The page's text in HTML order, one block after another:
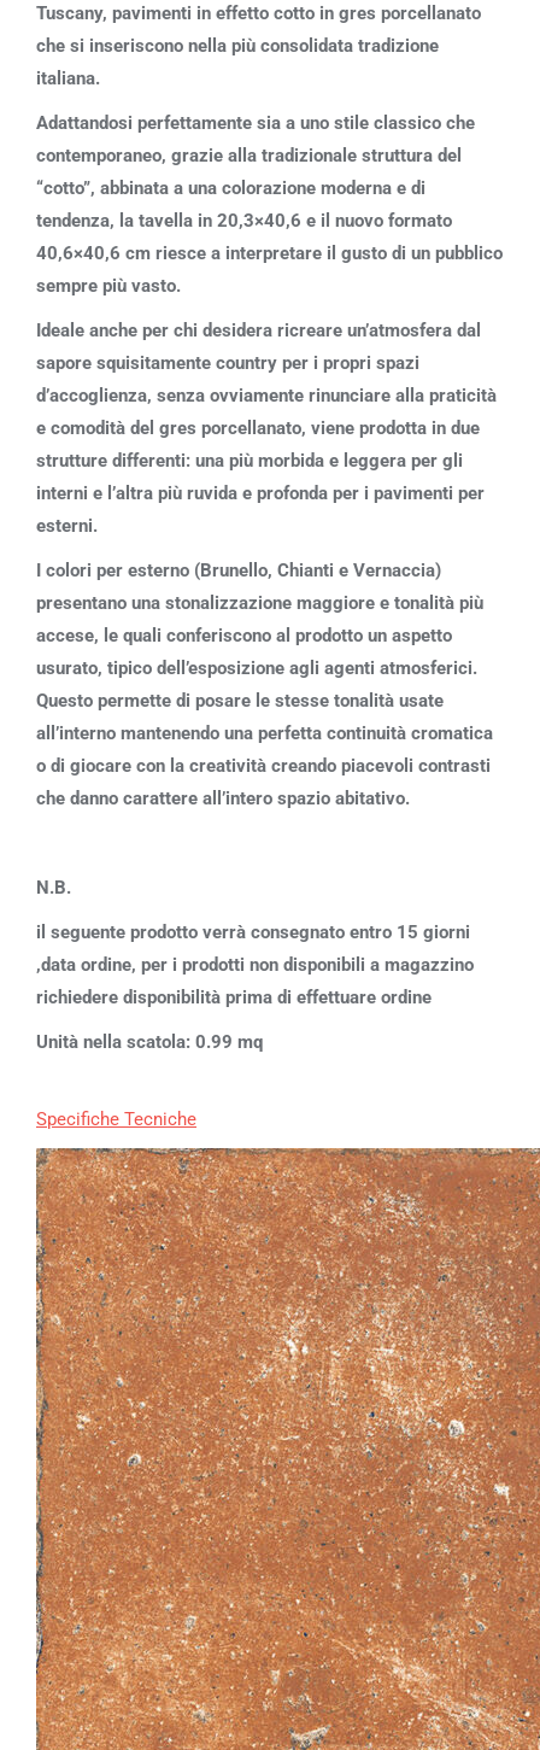
Tuscany, pavimenti in effetto cotto in gres porcellanato
che si inseriscono nella più consolidata tradizione
italiana.
Adattandosi perfettamente sia a uno stile classico che
contemporaneo, grazie alla tradizionale struttura del
“cotto”, abbinata a una colorazione moderna e di
tendenza, la tavella in 20,3×40,6 e il nuovo formato
40,6×40,6 cm riesce a interpretare il gusto di un pubblico
sempre più vasto.
Ideale anche per chi desidera ricreare un’atmosfera dal
sapore squisitamente country per i propri spazi
d’accoglienza, senza ovviamente rinunciare alla praticità
e comodità del gres porcellanato, viene prodotta in due
strutture differenti: una più morbida e leggera per gli
interni e l’altra più ruvida e profonda per i pavimenti per
esterni.
I colori per esterno (Brunello, Chianti e Vernaccia)
presentano una stonalizzazione maggiore e tonalità più
accese, le quali conferiscono al prodotto un aspetto
usurato, tipico dell’esposizione agli agenti atmosferici.
Questo permette di posare le stesse tonalità usate
all’interno mantenendo una perfetta continuità cromatica
o di giocare con la creatività creando piacevoli contrasti
che danno carattere all’intero spazio abitativo.
N.B.
il seguente prodotto verrà consegnato entro 15 giorni
,data ordine, per i prodotti non disponibili a magazzino
richiedere disponibilità prima di effettuare ordine
Unità nella scatola: 0.99 mq
Specifiche Tecniche